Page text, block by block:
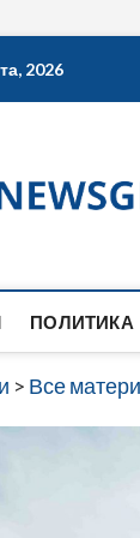
2026
ПОЛИТИКА
> Все